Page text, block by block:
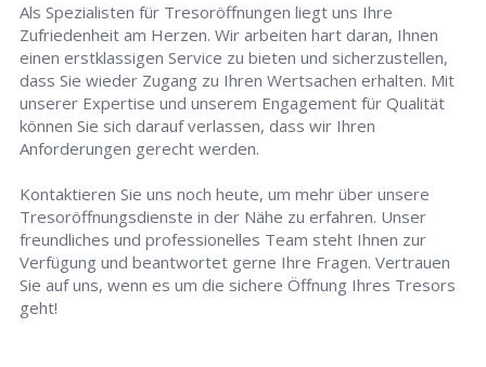
Als Spezialisten für Tresoröffnungen liegt uns Ihre
Zufriedenheit am Herzen. Wir arbeiten hart daran, Ihnen
einen erstklassigen Service zu bieten und sicherzustellen,
dass Sie wieder Zugang zu Ihren Wertsachen erhalten. Mit
unserer Expertise und unserem Engagement für Qualität
können Sie sich darauf verlassen, dass wir Ihren
Anforderungen gerecht werden.
Kontaktieren Sie uns noch heute, um mehr über unsere
Tresoröffnungsdienste in der Nähe zu erfahren. Unser
freundliches und professionelles Team steht Ihnen zur
Verfügung und beantwortet gerne Ihre Fragen. Vertrauen
Sie auf uns, wenn es um die sichere Öffnung Ihres Tresors
geht!